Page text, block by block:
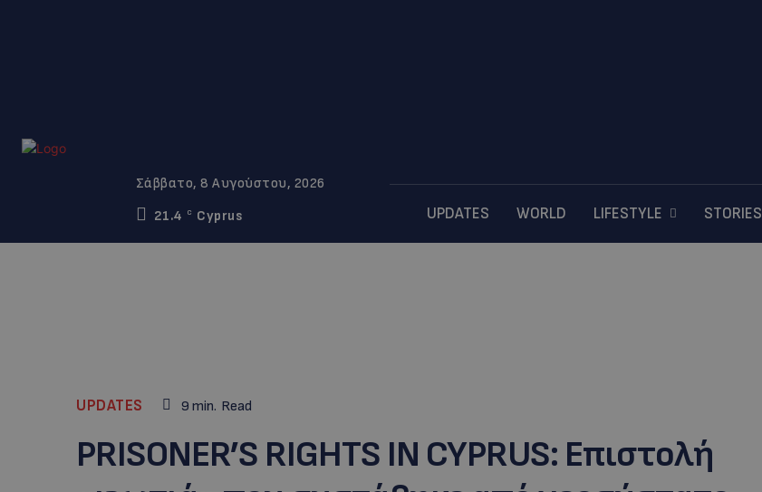
Σάββατο, 8 Αυγούστου, 2026
21.4
C Cyprus UPDATES WORLD LIFESTYLE STORIES
UPDATES 9 min. Read
PRISONER’S RIGHTS IN CYPRUS: Επιστολή